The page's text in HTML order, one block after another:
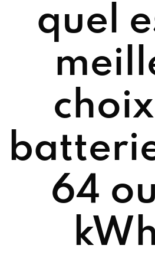
quel
64